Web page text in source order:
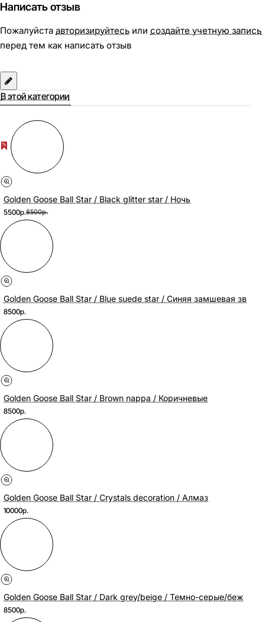
Написать отзыв
Пожалуйста авторизируйтесь или создайте учетную запись
перед тем как написать отзыв
В этой категории
Golden Goose Ball Star / Black glitter star / Ночь
5500р.8500р.
Golden Goose Ball Star / Blue suede star / Синяя замшевая зв
8500р.
Golden Goose Ball Star / Brown nappa / Коричневые
8500р.
Golden Goose Ball Star / Crystals decoration / Алмаз
10000р.
Golden Goose Ball Star / Dark grey/beige / Темно-серые/беж
8500р.